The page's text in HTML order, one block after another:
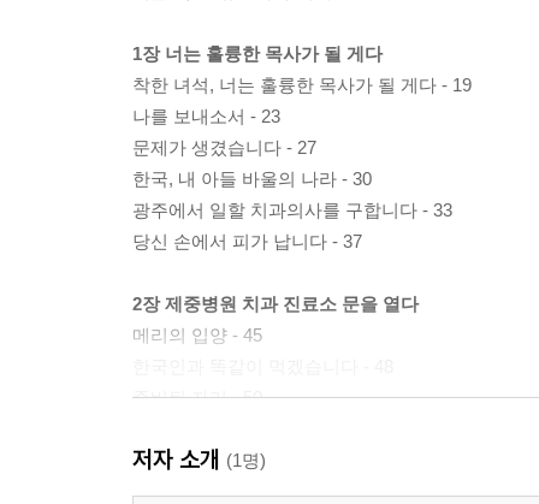
1장 너는 훌륭한 목사가 될 게다
착한 녀석, 너는 훌륭한 목사가 될 게다 - 19
나를 보내소서 - 23
문제가 생겼습니다 - 27
한국, 내 아들 바울의 나라 - 30
광주에서 일할 치과의사를 구합니다 - 33
당신 손에서 피가 납니다 - 37
2장 제중병원 치과 진료소 문을 열다
메리의 입양 - 45
준비된 자리 - 50
오이김치 좀 싸주세요 - 57
서로 짐을 지라 - 59
저자 소개 (1명)